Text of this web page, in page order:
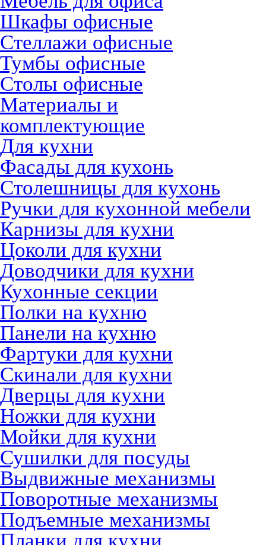
Шкафы офисные
Стеллажи офисные
Тумбы офисные
Столы офисные
Материалы и
комплектующие
Для кухни
Фасады для кухонь
Столешницы для кухонь
Ручки для кухонной мебели
Карнизы для кухни
Цоколи для кухни
Доводчики для кухни
Кухонные секции
Полки на кухню
Панели на кухню
Фартуки для кухни
Скинали для кухни
Дверцы для кухни
Ножки для кухни
Мойки для кухни
Сушилки для посуды
Выдвижные механизмы
Поворотные механизмы
Подъемные механизмы